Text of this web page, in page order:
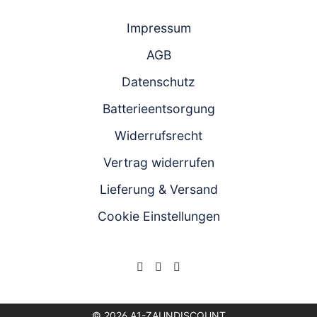
Impressum
AGB
Datenschutz
Batterieentsorgung
Widerrufsrecht
Vertrag widerrufen
Lieferung & Versand
Cookie Einstellungen